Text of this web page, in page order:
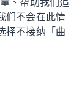
们不会在此情
择不接纳「曲